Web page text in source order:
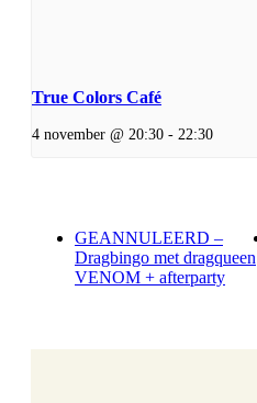
True Colors Café
4 november @ 20:30 - 22:30
GEANNULEERD –
Dragbingo met dragqueen
VENOM + afterparty